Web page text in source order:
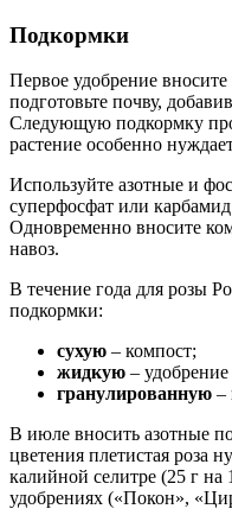
Подкормки
Первое удобрение вносите
подготовьте почву,
Следующую подкормку
растение особенно
Используйте азотные и
суперфосфат или
Одновременно вносите
навоз.
В течение года для розы
подкормки:
сухую – компост;
жидкую –
гранулированную –
В июле вносить азотные
цветения плетистая роза
калийной селитре (25 г
удобрениях («Покон»,